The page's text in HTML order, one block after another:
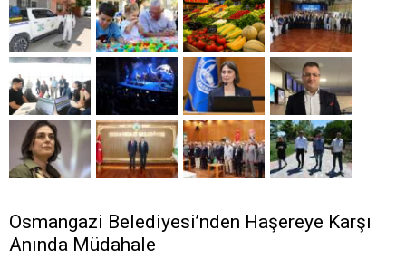
Osmangazi Belediyesi’nden Haşereye Karşı
Anında Müdahale